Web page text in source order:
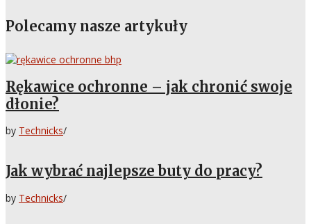
Polecamy nasze artykuły
Rękawice ochronne – jak chronić swoje
dłonie?
by Technicks/
Jak wybrać najlepsze buty do pracy?
by Technicks/